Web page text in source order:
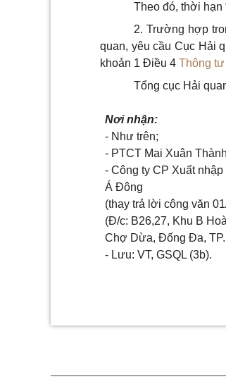
Theo đó, thời hạn
2. Trường hợp
quan, yêu cầu Cục Hải
khoản 1 Điều 4 Thông
Tổng cục Hải
Nơi nhận:
- Như trên;
- PTCT Mai Xuân
- Công ty CP Xuất
Á Đông
(thay trả lời công văn
(Đ/c: B26,27, Khu B
Chợ Dừa, Đống Đa,
- Lưu: VT, GSQL (3b).